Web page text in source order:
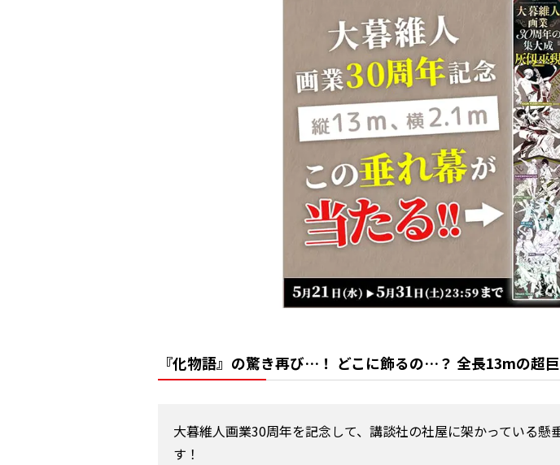
『化物語』の驚き再び…！ どこに飾るの…？ 全長13mの超
大暮維人画業30周年を記念して、講談社の社屋に架かっている懸
す！